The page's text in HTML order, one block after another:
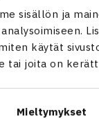
sisällön ja
käytät
joita on
Mieltymykset